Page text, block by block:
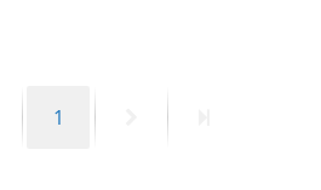
PreviousPage
1